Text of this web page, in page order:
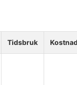
Tidsbruk Kostnad